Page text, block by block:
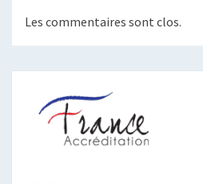
Les commentaires sont clos.